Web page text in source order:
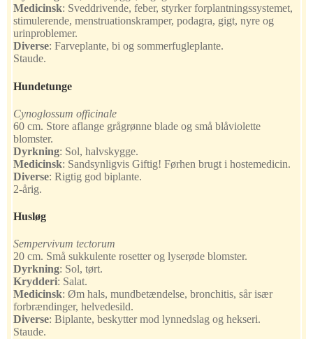
Medicinsk: Sveddrivende, feber, styrker forplantningssystemet,
stimulerende, menstruationskramper, podagra, gigt, nyre og
urinproblemer.
Diverse: Farveplante, bi og sommerfugleplante.
Staude.
Hundetunge
Cynoglossum officinale
60 cm. Store aflange grågrønne blade og små blåviolette
blomster.
Dyrkning: Sol, halvskygge.
Medicinsk: Sandsynligvis Giftig! Førhen brugt i hostemedicin.
Diverse: Rigtig god biplante.
2-årig.
Husløg
Sempervivum tectorum
20 cm. Små sukkulente rosetter og lyserøde blomster.
Dyrkning: Sol, tørt.
Krydderi: Salat.
Medicinsk: Øm hals, mundbetændelse, bronchitis, sår især
forbrændinger, helvedesild.
Diverse: Biplante, beskytter mod lynnedslag og hekseri.
Staude.